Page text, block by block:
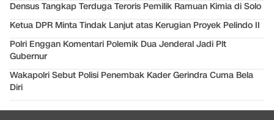
Densus Tangkap Terduga Teroris Pemilik Ramuan Kimia di Solo
Ketua DPR Minta Tindak Lanjut atas Kerugian Proyek Pelindo II
Polri Enggan Komentari Polemik Dua Jenderal Jadi Plt
Gubernur
Wakapolri Sebut Polisi Penembak Kader Gerindra Cuma Bela
Diri